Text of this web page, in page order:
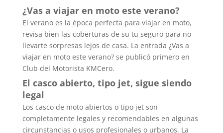
¿Vas a viajar en moto este verano?
El verano es la época perfecta para viajar en moto,
revisa bien las coberturas de su tu seguro para no
llevarte sorpresas lejos de casa. La entrada ¿Vas a
viajar en moto este verano? se publicó primero en
Club del Motorista KMCero.
El casco abierto, tipo jet, sigue siendo
legal
Los casco de moto abiertos o tipo jet son
completamente legales y recomendables en algunas
circunstancias o usos profesionales o urbanos. La